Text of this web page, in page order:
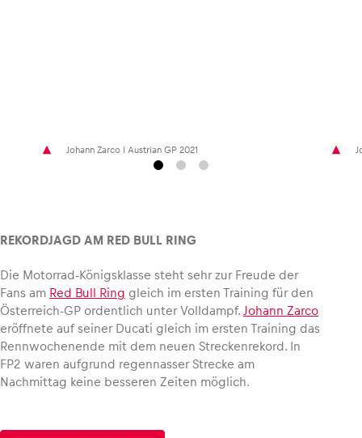
Business
Johann Zarco I Austrian GP 2021
REKORDJAGD AM RED BULL RING
Die Motorrad-Königsklasse steht sehr zur Freude der
Fans am Red Bull Ring gleich im ersten Training für den
Österreich-GP ordentlich unter Volldampf. Johann Zarco
eröffnete auf seiner Ducati gleich im ersten Training das
Rennwochenende mit dem neuen Streckenrekord. In
FP2 waren aufgrund regennasser Strecke am
Nachmittag keine besseren Zeiten möglich.